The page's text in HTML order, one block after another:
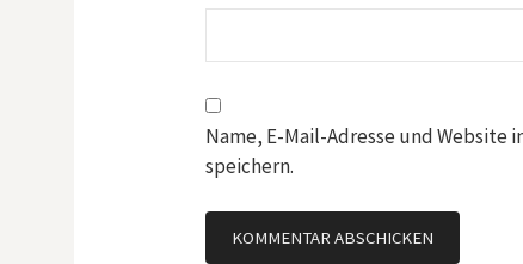
Name, E-Mail-Adresse und Website
speichern.